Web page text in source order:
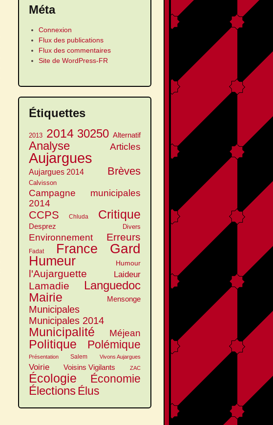
Méta
Connexion
Flux des publications
Flux des commentaires
Site de WordPress-FR
Étiquettes
2013 2014 30250 Alternatif
Analyse Articles
Aujargues
Aujargues 2014 Brèves
Calvisson
Campagne municipales
2014
CCPS Chluda Critique
Desprez Divers
Environnement Erreurs
Fadat France Gard
Humeur Humour
l'Aujarguette Laideur
Lamadie Languedoc
Mairie Mensonge
Municipales
Municipales 2014
Municipalité Méjean
Politique Polémique
Présentation Salem Vivons Aujargues
Voirie Voisins Vigilants ZAC
Écologie Économie
Élections Élus